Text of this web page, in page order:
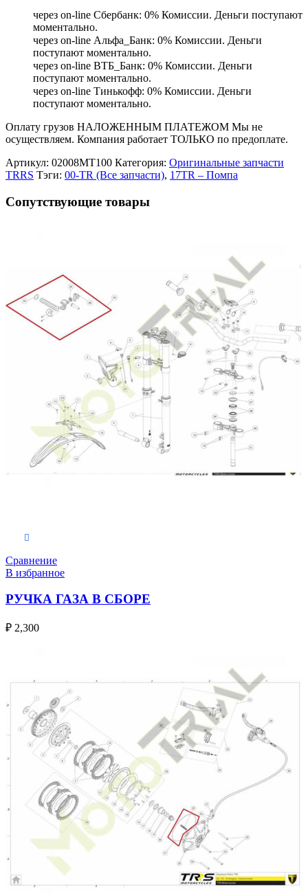
через on-line Сбербанк: 0% Комиссии. Деньги поступают
моментально.
через on-line Альфа_Банк: 0% Комиссии. Деньги
поступают моментально.
через on-line ВТБ_Банк: 0% Комиссии. Деньги
поступают моментально.
через on-line Тинькофф: 0% Комиссии. Деньги
поступают моментально.
Оплату грузов НАЛОЖЕННЫМ ПЛАТЕЖОМ Мы не
осуществляем. Компания работает ТОЛЬКО по предоплате.
Артикул: 02008MT100 Категория: Оригинальные запчасти
TRRS Тэги: 00-TR (Все запчасти), 17TR – Помпа
Сопутствующие товары
Сравнение
В избранное
РУЧКА ГАЗА В СБОРЕ
₽ 2,300